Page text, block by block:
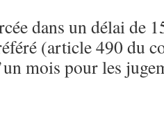
dans un délai de
(article 490 du
mois pour les